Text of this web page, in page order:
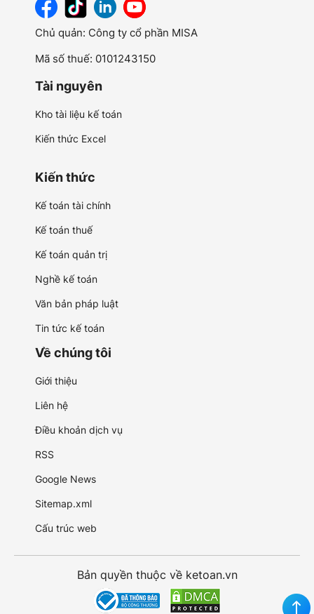
Chủ quản: Công ty cổ phần MISA
Mã số thuế: 0101243150
Tài nguyên
Kho tài liệu kế toán
Kiến thức Excel
Kiến thức
Kế toán tài chính
Kế toán thuế
Kế toán quản trị
Nghề kế toán
Văn bản pháp luật
Tin tức kế toán
Về chúng tôi
Giới thiệu
Liên hệ
Điều khoản dịch vụ
RSS
Google News
Sitemap.xml
Cấu trúc web
Bản quyền thuộc về ketoan.vn